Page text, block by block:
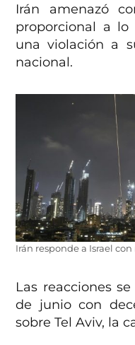
Irán amenazó
proporcional a
una violación a
nacional.
Irán responde a Israel
Las reacciones
de junio con
sobre Tel Aviv, la